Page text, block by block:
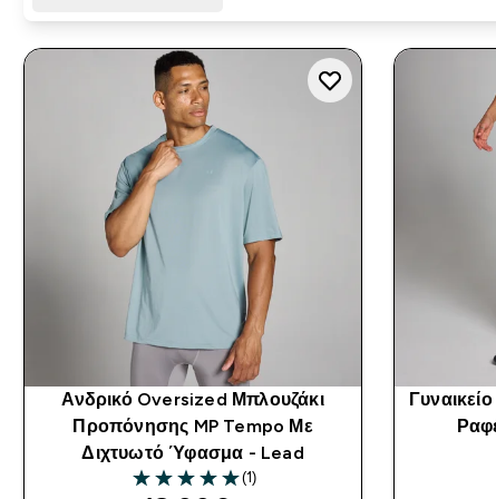
Ανδρικό Oversized Μπλουζάκι
Προπόνησης MP Tempo Με
Διχτυωτό Ύφασμα - Lead
5 out of 5 stars
(1)